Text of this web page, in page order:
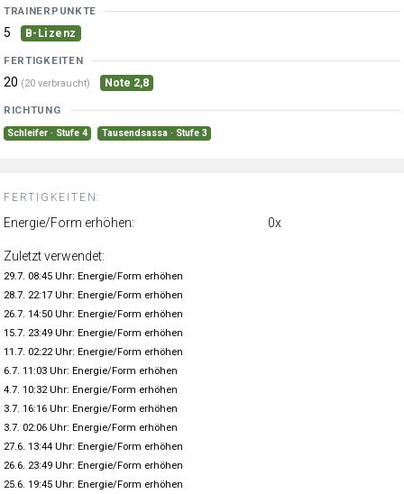
TRAINERPUNKTE
5 B-Lizenz
FERTIGKEITEN
20 (20 verbraucht) Note 2,8
RICHTUNG
Schleifer · Stufe 4 Tausendsassa · Stufe 3
FERTIGKEITEN:
Energie/Form erhöhen: 0x
Zuletzt verwendet:
29.7. 08:45 Uhr: Energie/Form erhöhen
28.7. 22:17 Uhr: Energie/Form erhöhen
26.7. 14:50 Uhr: Energie/Form erhöhen
15.7. 23:49 Uhr: Energie/Form erhöhen
11.7. 02:22 Uhr: Energie/Form erhöhen
6.7. 11:03 Uhr: Energie/Form erhöhen
4.7. 10:32 Uhr: Energie/Form erhöhen
3.7. 16:16 Uhr: Energie/Form erhöhen
3.7. 02:06 Uhr: Energie/Form erhöhen
27.6. 13:44 Uhr: Energie/Form erhöhen
26.6. 23:49 Uhr: Energie/Form erhöhen
25.6. 19:45 Uhr: Energie/Form erhöhen